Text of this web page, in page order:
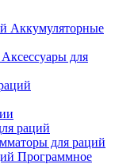
Аккумуляторные
Аксессуары для
раций
для раций
Программное